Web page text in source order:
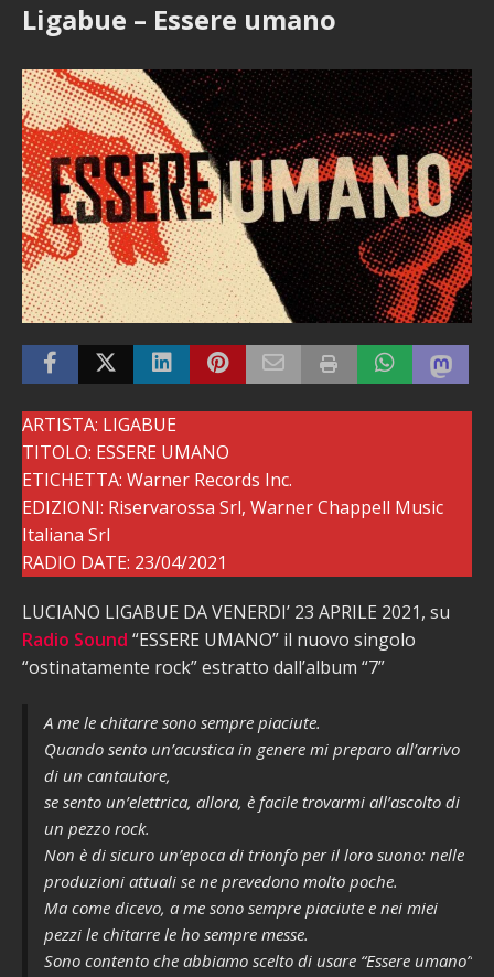
Ligabue – Essere umano
ARTISTA: LIGABUE
TITOLO: ESSERE UMANO
ETICHETTA: Warner Records Inc.
EDIZIONI: Riservarossa Srl, Warner Chappell Music
Italiana Srl
RADIO DATE: 23/04/2021
LUCIANO LIGABUE DA VENERDI’ 23 APRILE 2021, su
Radio Sound “ESSERE UMANO” il nuovo singolo
“ostinatamente rock” estratto dall’album “7”
A me le chitarre sono sempre piaciute.
Quando sento un’acustica in genere mi preparo all’arrivo
di un cantautore,
se sento un’elettrica, allora, è facile trovarmi all’ascolto di
un pezzo rock.
Non è di sicuro un’epoca di trionfo per il loro suono: nelle
produzioni attuali se ne prevedono molto poche.
Ma come dicevo, a me sono sempre piaciute e nei miei
pezzi le chitarre le ho sempre messe.
Sono contento che abbiamo scelto di usare “Essere umano”